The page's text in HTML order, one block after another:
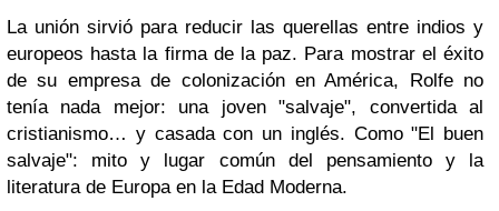
La unión sirvió para reducir las querellas entre indios y
europeos hasta la firma de la paz. Para mostrar el éxito
de su empresa de colonización en América, Rolfe no
tenía nada mejor: una joven "salvaje", convertida al
cristianismo… y casada con un inglés. Como "El buen
salvaje": mito y lugar común del pensamiento y la
literatura de Europa en la Edad Moderna.